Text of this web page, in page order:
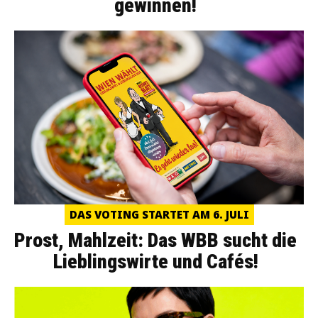
DAS VOTING STARTET AM 6. JULI
Prost, Mahlzeit: Das WBB sucht die
Lieblingswirte und Cafés!